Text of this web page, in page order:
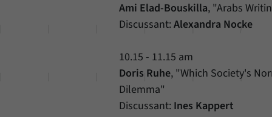
Ami Elad-Bouskilla, "Arabs
Discussant:Alexandra Nocke
10.15 - 11.15 am
Doris Ruhe, "Which Society's
Dilemma"
Discussant: Ines Kappert